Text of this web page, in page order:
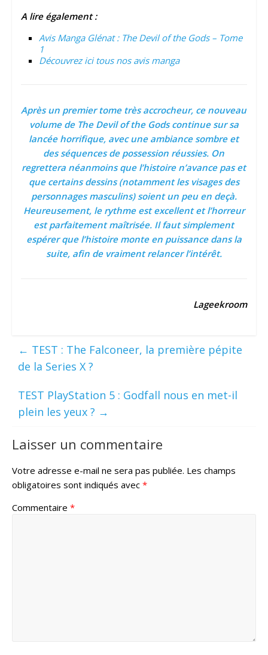
A lire également :
Avis Manga Glénat : The Devil of the Gods – Tome
1
Découvrez ici tous nos avis manga
Après un premier tome très accrocheur, ce nouveau
volume de The Devil of the Gods continue sur sa
lancée horrifique, avec une ambiance sombre et
des séquences de possession réussies. On
regrettera néanmoins que l’histoire n’avance pas et
que certains dessins (notamment les visages des
personnages masculins) soient un peu en deçà.
Heureusement, le rythme est excellent et l’horreur
est parfaitement maîtrisée. Il faut simplement
espérer que l’histoire monte en puissance dans la
suite, afin de vraiment relancer l’intérêt.
Lageekroom
← TEST : The Falconeer, la première pépite
de la Series X ?
TEST PlayStation 5 : Godfall nous en met-il
plein les yeux ? →
Laisser un commentaire
Votre adresse e-mail ne sera pas publiée. Les champs
obligatoires sont indiqués avec *
Commentaire *